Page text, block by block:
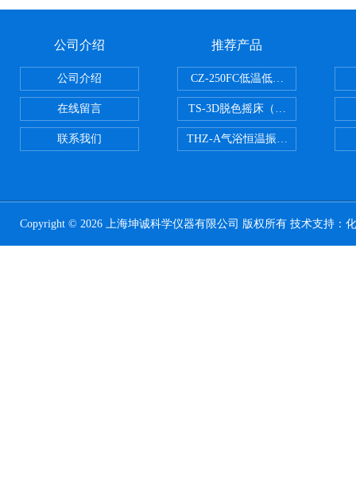
公司介绍
公司介绍
在线留言
联系我们
推荐产品
CZ-250FC低温低湿种子储藏柜
TS-3D脱色摇床（三维运动）
THZ-A气浴恒温振荡器
Copyright © 2026 上海坤诚科学仪器有限公司 版权所有 技术支持：